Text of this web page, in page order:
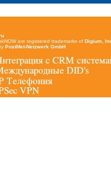
are registered trademarks of Digium,
PostMet-Netzwerk GmbH